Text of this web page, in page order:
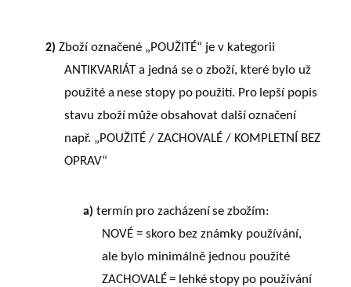
2) Zboží označené „POUŽITÉ“ je v kategorii
ANTIKVARIÁT a jedná se o zboží, které bylo už
použité a nese stopy po použití. Pro lepší popis
stavu zboží může obsahovat další označení
např. „POUŽITÉ / ZACHOVALÉ / KOMPLETNÍ BEZ
OPRAV“
a) termín pro zacházení se zbožím:
NOVÉ = skoro bez známky používání,
ale bylo minimálně jednou použité
ZACHOVALÉ = lehkéstopy po používání